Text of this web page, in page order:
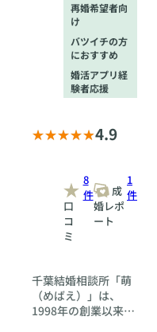
再婚希望者向
け
バツイチの方
におすすめ
婚活アプリ経
験者応援
4.9
口
コ
ミ
8
件
成
婚レポ
ート
1
件
千葉結婚相談所「萌
（めばえ）」は、
1998年の創業以来、